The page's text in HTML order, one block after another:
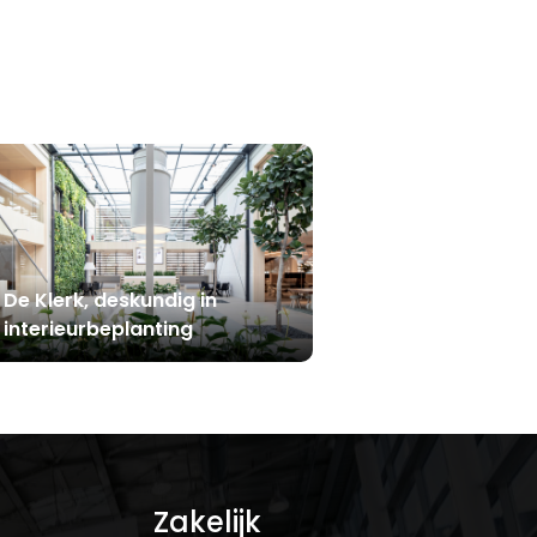
De Klerk, deskundig in
interieurbeplanting
Zakelijk